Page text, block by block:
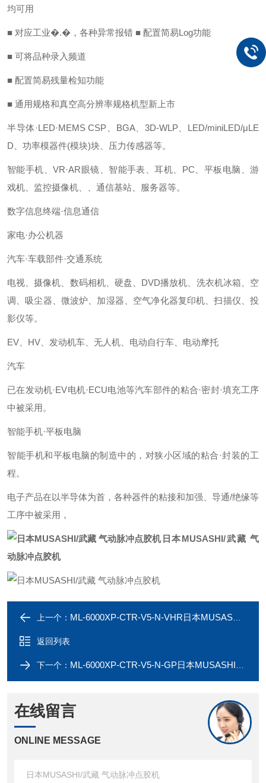
均可用
■ 对应工业�.�，各种异常报错 ■ 配置简易Log功能
■ 可将品种录入频道
■ 配置简易残量检知功能
■ 通用规格和真空高分辨率规格机型新上市
半导体·LED·MEMS CSP、BGA、3D-WLP、LED/miniLED/μLE
D、功率模器件(模块)块、压力传感器等。
智能手机、VR·AR眼镜、智能手表、耳机、PC、平板电脑、游
戏机、监控摄像机、、通信基站、服务器等。
数字信息终端·信息通信
家电·办公机器
汽车·车载部件·交通系统
电视、摄像机、数码相机、硬盘、DVD播放机、洗衣机冰箱、空
调、吸尘器、微波炉、加湿器、空气净化器复印机、扫描仪、投
影仪等。
EV、HV、发动机车、无人机、电动自行车、电动摩托
汽车
已在发动机·EV电机·ECU电池等汽车部件的粘合·密封·填充工序
中被采用。
智能手机·平板电脑
智能手机和平板电脑的制造中的，对狭小区域的粘合·封装的工
程。
电子产品在以半导体为首，各种器件的粘接和加强、导通/绝缘等
工序中被采用，
日本MUSASHI/武藏 气
动脉冲点胶机
上一个： ML-6000XP-CTR-V5-N-VHR日本MUSASHI武藏高精度数码点胶机
返回列表
下一个： ML-6000XP-CTR-V5-N-GP日本MUSASHI武藏 微机数码点胶机
在线留言
ONLINE MESSAGE